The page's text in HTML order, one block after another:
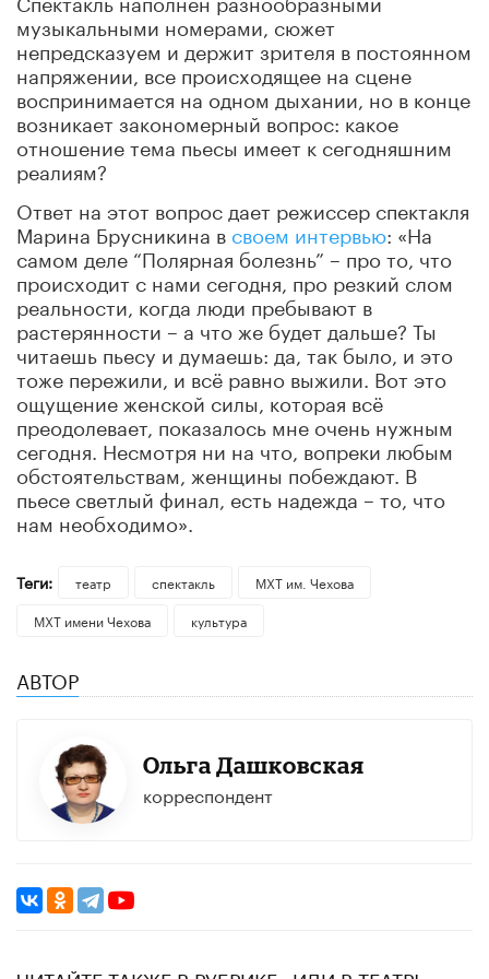
музыкальными номерами, сюжет
непредсказуем и держит зрителя в постоянном
напряжении, все происходящее на сцене
воспринимается на одном дыхании, но в конце
возникает закономерный вопрос: какое
отношение тема пьесы имеет к сегодняшним
реалиям?
Ответ на этот вопрос дает режиссер спектакля
Марина Брусникина всвоем интервью: «На
самом деле “Полярная болезнь” – про то, что
происходит с нами сегодня, про резкий слом
реальности, когда люди пребывают в
растерянности – а что же будет дальше? Ты
читаешь пьесу и думаешь: да, так было, и это
тоже пережили, и всё равно выжили. Вот это
ощущение женской силы, которая всё
преодолевает, показалось мне очень нужным
сегодня. Несмотря ни на что, вопреки любым
обстоятельствам, женщины побеждают. В
пьесе светлый финал, есть надежда – то, что
нам необходимо».
Теги: театр спектакль
МХТ им. Чехова
МХТ имени Чехова
культура
АВТОР
Ольга Дашковская
корреспондент